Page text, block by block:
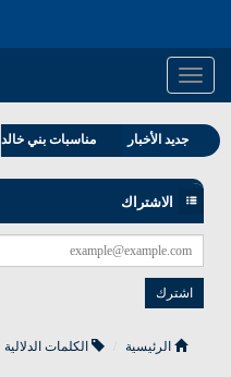
Toggle
navigation
جديد الأخبار مناسبات بني خالد
الاشتراك
الرئيسية الكلمات الدلالية